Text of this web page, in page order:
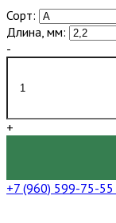
Сорт:
Длина, мм:
-
+
+7 (960) 599-75-55